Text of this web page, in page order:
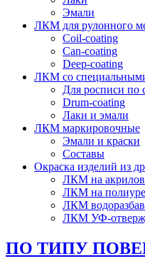
Эмали
ЛКМ для рулонного
Coil-coating
Can-coating
Deep-coating
ЛКМ со
Для росписи по
Drum-coating
Лаки и эмали
ЛКМ маркировочные
Эмали и краски
Составы
Окраска изделий из
ЛКМ на
ЛКМ на
ЛКМ
ЛКМ УФ-
ПО ТИПУ